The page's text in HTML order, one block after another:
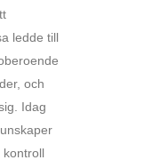
ledde till
och
Idag
kontroll